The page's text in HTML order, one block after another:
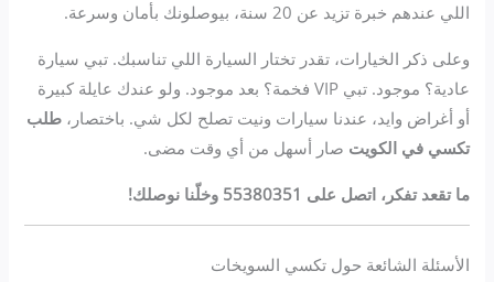
اللي عندهم خبرة تزيد عن 20 سنة، بيوصلونك بأمان وسرعة.
وعلى ذكر الخيارات، تقدر تختار السيارة اللي تناسبك. تبي سيارة
عادية؟ موجود. تبي VIP فخمة؟ بعد موجود. ولو عندك عايلة كبيرة
أو أغراض وايد، عندنا سيارات ونيت تصلح لكل شي. باختصار،طلب
تكسي في الكويت صار أسهل من أي وقت مضى.
ما تقعد تفكر، اتصل على 55380351 وخلّنا نوصلك!
الأسئلة الشائعة حول تكسي السويخات